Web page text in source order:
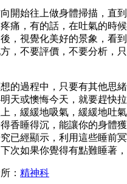
開始往上做身體掃描，直
痛，有的話，在吐氣的時
，視覺化美好的景象，看
，不要評價，不要分析，
的過程中，只要有其他思
天或懊悔今天，就要趕快
，緩緩地吸氣，緩緩地吐
香睡得沉，能讓你的身體
已經顯示，利用這些睡前
次如果你覺得有點難睡著，
： 精神科